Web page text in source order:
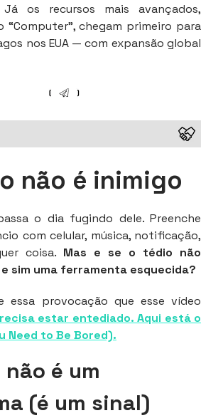
Já os recursos mais avançados,
“Computer”, chegam primeiro para
nos EUA — com expansão global
não é inimigo
o dia fugindo dele. Preenche
com celular, música, notificação,
coisa. Mas e se o tédio não
sim uma ferramenta esquecida?
essa provocação que esse vídeo
estar entediado. Aqui está o
Need to Be Bored).
é um
(é um sinal)